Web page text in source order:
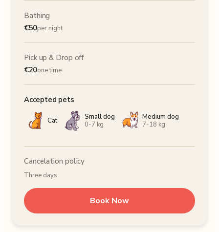
Bathing
€50per night
Pick up & Drop off
€20one time
Accepted pets
Cat
Small dog
0-7 kg
Medium dog
7-18 kg
Cancelation policy
Three days
Book Now